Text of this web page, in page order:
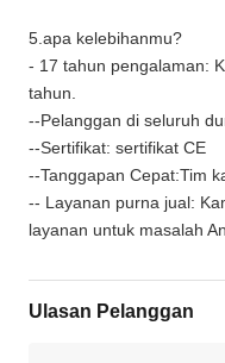
5.apa kelebihanmu?
- 17 tahun pengalaman:
tahun.
--Pelanggan di seluruh
--Sertifikat: sertifikat CE
--Tanggapan Cepat:Tim
-- Layanan purna jual:
layanan untuk masalah
Ulasan Pelanggan